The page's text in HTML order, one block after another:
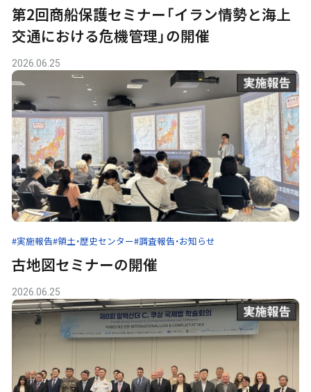
第2回商船保護セミナー「イラン情勢と海上
交通における危機管理」の開催
2026.06.25
#実施報告#領土・歴史センター#調査報告・お知らせ
古地図セミナーの開催
2026.06.25